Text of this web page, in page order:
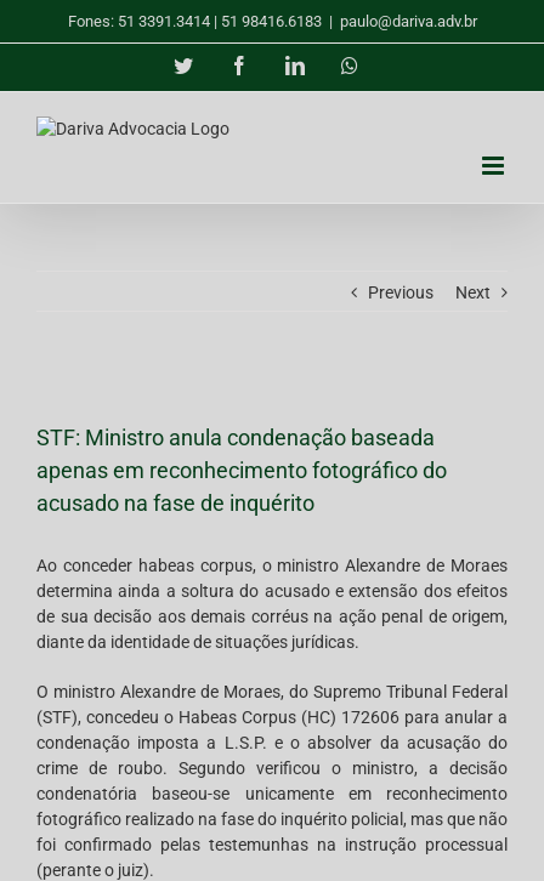
Fones: 51 3391.3414 | 51 98416.6183 | paulo@dariva.adv.br
Twitter FacebookLinkedIn
Previous Next
Image
STF: Ministro anula condenação baseada
apenas em reconhecimento fotográfico do
acusado na fase de inquérito
Ao conceder habeas corpus, o ministro Alexandre de Moraes
determina ainda a soltura do acusado e extensão dos efeitos
de sua decisão aos demais corréus na ação penal de origem,
diante da identidade de situações jurídicas.
O ministro Alexandre de Moraes, do Supremo Tribunal Federal
(STF), concedeu o Habeas Corpus (HC) 172606 para anular a
condenação imposta a L.S.P. e o absolver da acusação do
crime de roubo. Segundo verificou o ministro, a decisão
condenatória baseou-se unicamente em reconhecimento
fotográfico realizado na fase do inquérito policial, mas que não
foi confirmado pelas testemunhas na instrução processual
(perante o juiz).